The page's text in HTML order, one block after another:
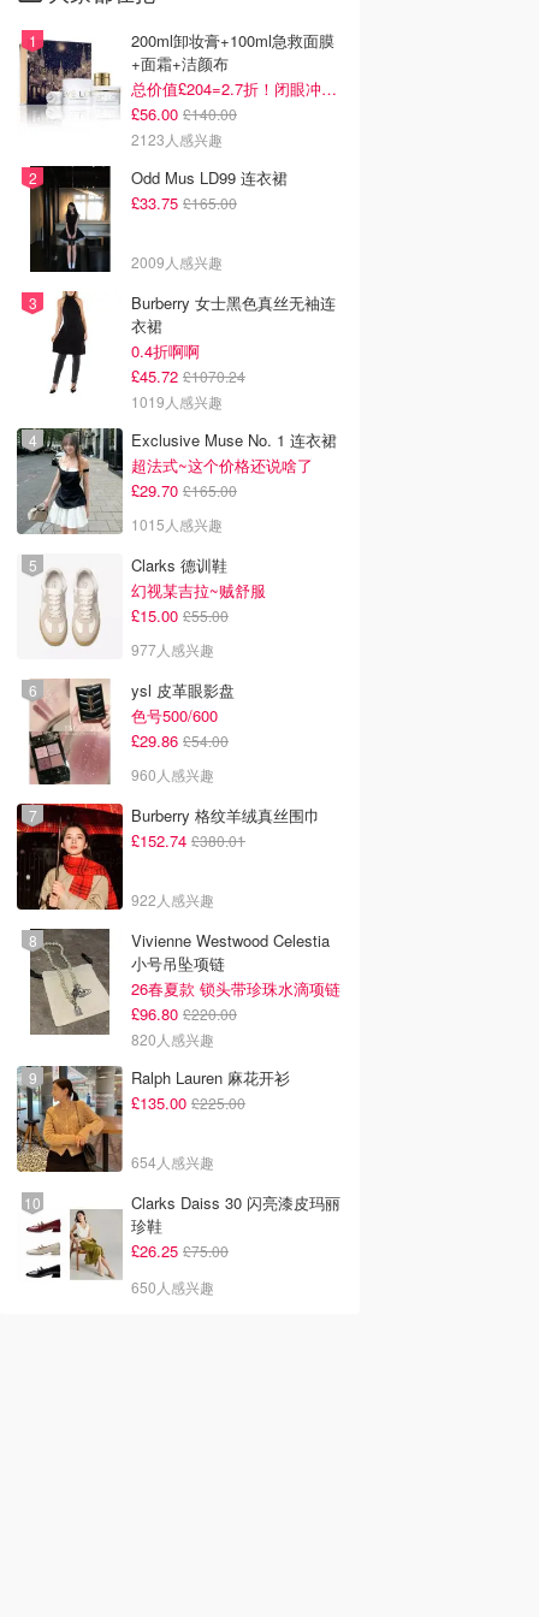
200ml卸妆膏+100ml急救面膜
+面霜+洁颜布
总价值£204=2.7折！闭眼冲这套！
£56.00 £140.00
2123人感兴趣
Odd Mus LD99 连衣裙
£33.75 £165.00
2009人感兴趣
Burberry 女士黑色真丝无袖连
衣裙
0.4折啊啊
£45.72 £1070.24
1019人感兴趣
Exclusive Muse No. 1 连衣裙
超法式~这个价格还说啥了
£29.70 £165.00
1015人感兴趣
Clarks 德训鞋
幻视某吉拉~贼舒服
£15.00 £55.00
977人感兴趣
ysl 皮革眼影盘
色号500/600
£29.86 £54.00
960人感兴趣
Burberry 格纹羊绒真丝围巾
£152.74 £380.01
922人感兴趣
Vivienne Westwood Celestia
小号吊坠项链
26春夏款 锁头带珍珠水滴项链
£96.80 £220.00
820人感兴趣
Ralph Lauren 麻花开衫
£135.00 £225.00
654人感兴趣
Clarks Daiss 30 闪亮漆皮玛丽
珍鞋
£26.25 £75.00
650人感兴趣